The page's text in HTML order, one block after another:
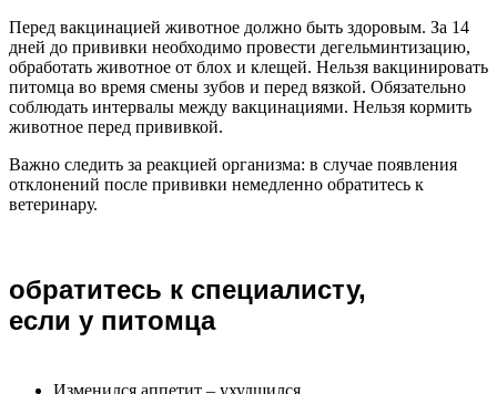
Перед вакцинацией животное должно быть здоровым. За 14
дней до прививки необходимо провести дегельминтизацию,
обработать животное от блох и клещей. Нельзя вакцинировать
питомца во время смены зубов и перед вязкой. Обязательно
соблюдать интервалы между вакцинациями. Нельзя кормить
животное перед прививкой.
Важно следить за реакцией организма: в случае появления
отклонений после прививки немедленно обратитесь к
ветеринару.
обратитесь к специалисту,
если у питомца
Изменился аппетит – ухудшился